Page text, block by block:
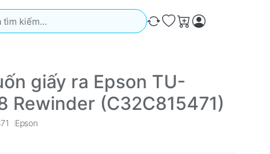
Kết quả sẽ tự động xuất hiện khi bạn nhập. Nhấn phím
So sánh
Ưa thích
Giỏ hàng
giấy ra Epson TU-
Rewinder (C32C815471)
Epson